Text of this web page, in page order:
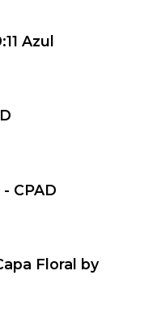
Azul
CPAD
Floral by